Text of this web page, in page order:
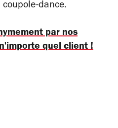
dance.
par nos
quel client !